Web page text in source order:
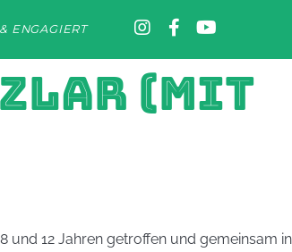
ENGAGIERT
(MIT
und 12 Jahren getroffen und gemeinsam in